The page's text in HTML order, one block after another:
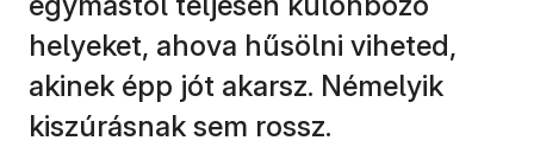
helyeket, ahova hűsölni viheted,
akinek épp jót akarsz. Némelyik
kiszúrásnak sem rossz.